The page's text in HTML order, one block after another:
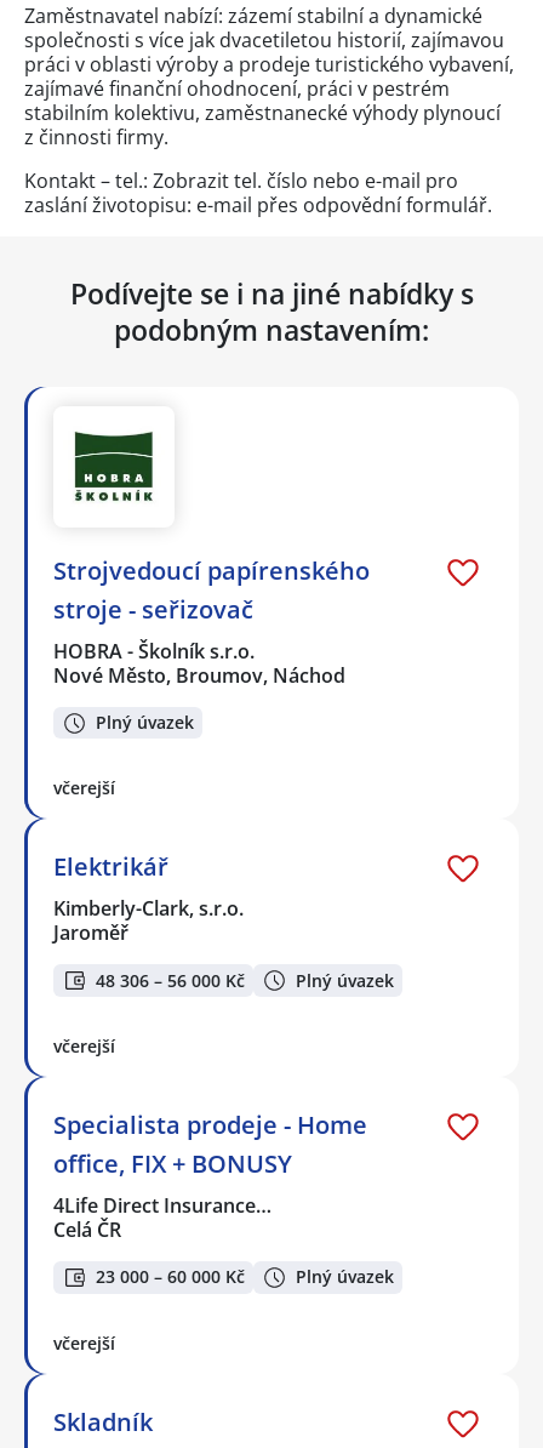
Zaměstnavatel nabízí: zázemí stabilní a dynamické
společnosti s více jak dvacetiletou historií, zajímavou
práci v oblasti výroby a prodeje turistického vybavení,
zajímavé finanční ohodnocení, práci v pestrém
stabilním kolektivu, zaměstnanecké výhody plynoucí
z činnosti firmy.
Kontakt – tel.: Zobrazit tel. číslo nebo e-mail pro
zaslání životopisu: e-mail přes odpovědní formulář.
Podívejte se i na jiné nabídky s
podobným nastavením:
Strojvedoucí papírenského
stroje - seřizovač
HOBRA - Školník s.r.o.
Nové Město, Broumov, Náchod
Plný úvazek
včerejší
Elektrikář
Kimberly-Clark, s.r.o.
Jaroměř
48 306 – 56 000 Kč Plný úvazek
včerejší
Specialista prodeje - Home
office, FIX + BONUSY
4Life Direct Insurance…
Celá ČR
23 000 – 60 000 Kč Plný úvazek
včerejší
Skladník